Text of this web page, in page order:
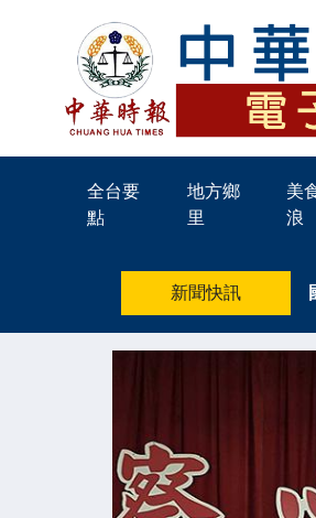
全台要
點
地方鄉
里
美
浪
新聞快訊